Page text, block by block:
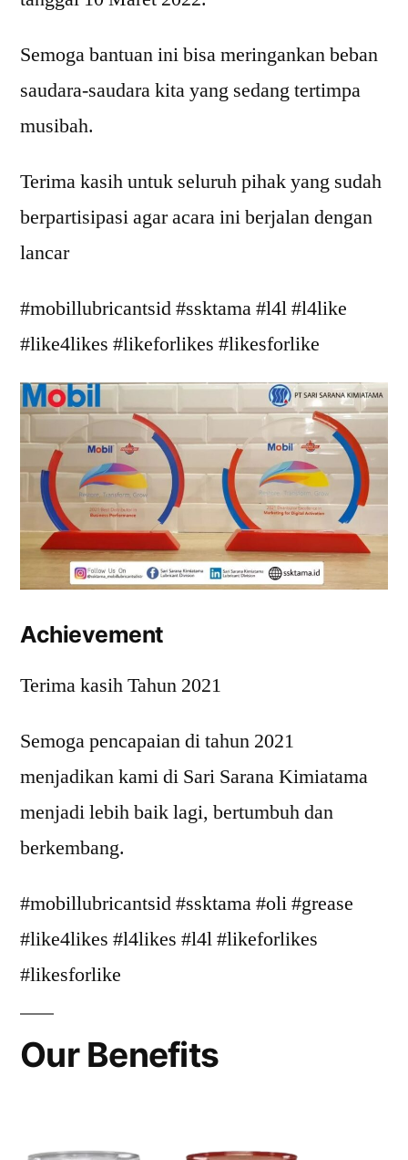
Semoga bantuan ini bisa meringankan beban
saudara-saudara kita yang sedang tertimpa
musibah.
Terima kasih untuk seluruh pihak yang sudah
berpartisipasi agar acara ini berjalan dengan
lancar
#mobillubricantsid #ssktama #l4l #l4like
#like4likes #likeforlikes #likesforlike
Achievement
Terima kasih Tahun 2021
Semoga pencapaian di tahun 2021
menjadikan kami di Sari Sarana Kimiatama
menjadi lebih baik lagi, bertumbuh dan
berkembang.
#mobillubricantsid #ssktama #oli #grease
#like4likes #l4likes #l4l #likeforlikes
#likesforlike
Our Benefits